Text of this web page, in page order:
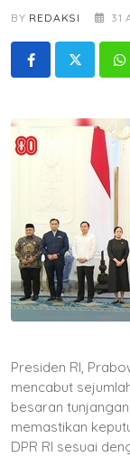
BY REDAKSI 31
Presiden RI,
mencabut
besaran
memastikan
DPR RI sesuai